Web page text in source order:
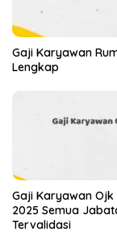
Gaji Karyawan
Lengkap
Gaji Karyawan Ojk
2025 Semua
Tervalidasi